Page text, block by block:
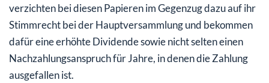
verzichten bei diesen Papieren im Gegenzug dazu auf ihr
Stimmrecht bei der Hauptversammlung und bekommen
dafür eine erhöhte Dividende sowie nicht selten einen
Nachzahlungsanspruch für Jahre, in denen die Zahlung
ausgefallen ist.